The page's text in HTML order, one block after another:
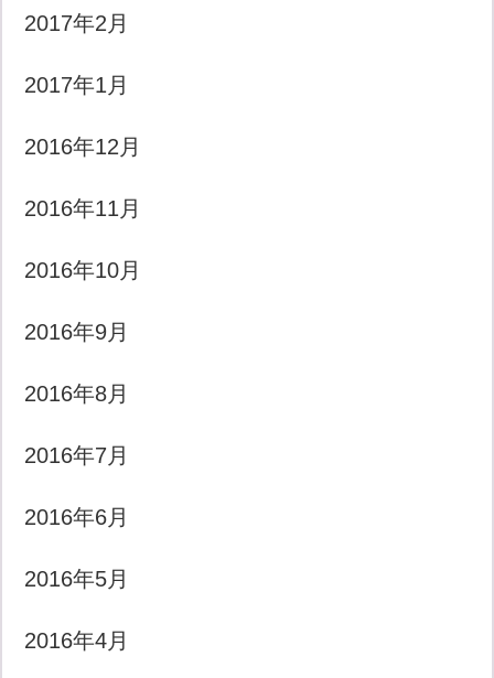
2017年2月
2017年1月
2016年12月
2016年11月
2016年10月
2016年9月
2016年8月
2016年7月
2016年6月
2016年5月
2016年4月